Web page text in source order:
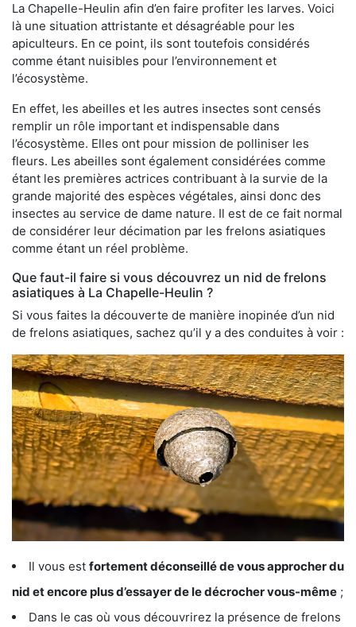
La Chapelle-Heulin afin d’en faire profiter les larves. Voici
là une situation attristante et désagréable pour les
apiculteurs. En ce point, ils sont toutefois considérés
comme étant nuisibles pour l’environnement et
l’écosystème.
En effet, les abeilles et les autres insectes sont censés
remplir un rôle important et indispensable dans
l’écosystème. Elles ont pour mission de polliniser les
fleurs. Les abeilles sont également considérées comme
étant les premières actrices contribuant à la survie de la
grande majorité des espèces végétales, ainsi donc des
insectes au service de dame nature. Il est de ce fait normal
de considérer leur décimation par les frelons asiatiques
comme étant un réel problème.
Que faut-il faire si vous découvrez un nid de frelons
asiatiques à La Chapelle-Heulin ?
Si vous faites la découverte de manière inopinée d’un nid
de frelons asiatiques, sachez qu’il y a des conduites à voir :
Il vous est fortement déconseillé de vous approcher du
nid et encore plus d’essayer de le décrocher vous-même ;
Dans le cas où vous découvrirez la présence de frelons